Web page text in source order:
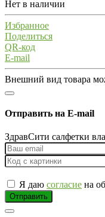
Нет в наличии
Избранное
Поделиться
QR-код
E-mail
Внешний вид товара
Отправить на E-mail
ЗдравСити салфетки
Я даю согласие на
Отправить